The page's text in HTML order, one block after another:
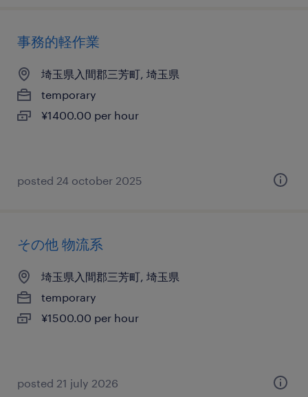
事務的軽作業
埼玉県入間郡三芳町, 埼玉県
temporary
¥1400.00 per hour
posted 24 october 2025
その他 物流系
埼玉県入間郡三芳町, 埼玉県
temporary
¥1500.00 per hour
posted 21 july 2026